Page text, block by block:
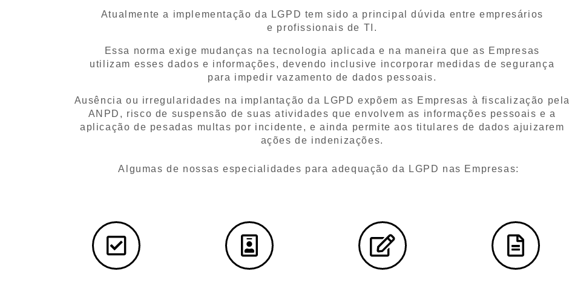
Atualmente a implementação da LGPD tem sido a principal dúvida entre empresários
e profissionais de TI .
Essa norma exige mudanças na tecnologia aplicada e na maneira que as Empresas
utilizam esses dados e informações, devendo inclusive incorporar medidas de segurança
para impedir vazamento de dados pessoais.
Ausência ou irregularidades na implantação da LGPD expõem as Empresas à fiscalização pela
ANPD, risco de suspensão de suas atividades que envolvem as informações pessoais e a
aplicação de pesadas multas por incidente, e ainda permite aos titulares de dados ajuizarem
ações de indenizações.
Algumas de nossas especialidades para adequação da LGPD nas Empresas: